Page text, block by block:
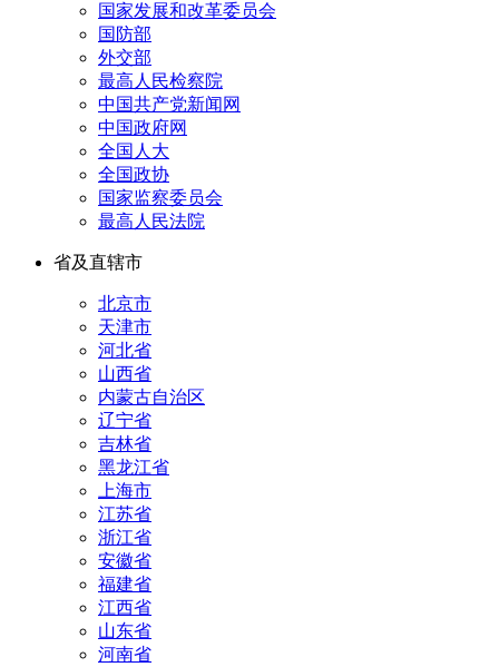
国家发展和改革委员会
国防部
外交部
最高人民检察院
中国共产党新闻网
中国政府网
全国人大
全国政协
国家监察委员会
最高人民法院
省及直辖市
北京市
天津市
河北省
山西省
内蒙古自治区
辽宁省
吉林省
黑龙江省
上海市
江苏省
浙江省
安徽省
福建省
江西省
山东省
河南省